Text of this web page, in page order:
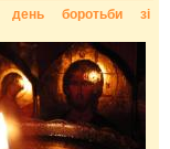
день боротьби зі